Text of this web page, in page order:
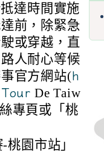
達時間實施
前，除緊急
或穿越，直
人耐心等候
官方網站(h
De Taiw
專頁或「桃
園市站」